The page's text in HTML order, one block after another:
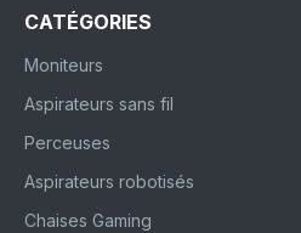
CATÉGORIES
Moniteurs
Aspirateurs sans fil
Perceuses
Aspirateurs robotisés
Chaises Gaming